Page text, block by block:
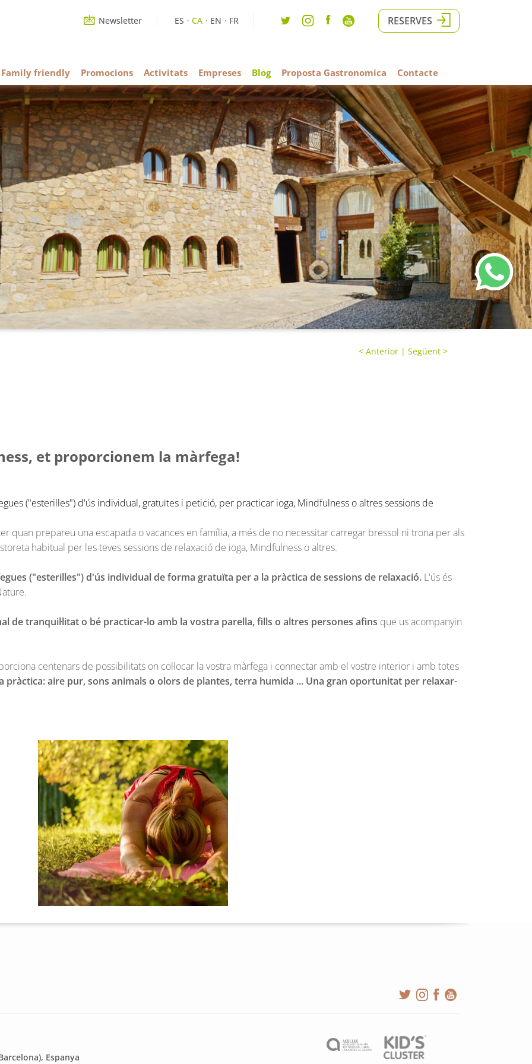
Newsletter ES CA EN FR RESERVES
Family friendly Promocions Activitats Empreses Blog Proposta Gastronomica Contacte
< Anterior | Següent >
et proporcionem la màrfega!
("esterilles") d'ús individual, gratuïtes i petició, per practicar ioga, Mindfulness o altres sessions de
quan prepareu una escapada o vacances en família, a més de no necessitar carregar bressol ni trona per als
habitual per les teves sessions de relaxació de ioga, Mindfulness o altres.
("esterilles") d'ús individual de forma gratuïta per a la pràctica de sessions de relaxació. L'ús és
de tranquil·litat o bé practicar-lo amb la vostra parella, fills o altres persones afins que us acompanyin
centenars de possibilitats on col·locar la vostra màrfega i connectar amb el vostre interior i amb totes
pràctica: aire pur, sons animals o olors de plantes, terra humida ... Una gran oportunitat per relaxar-
Espanya